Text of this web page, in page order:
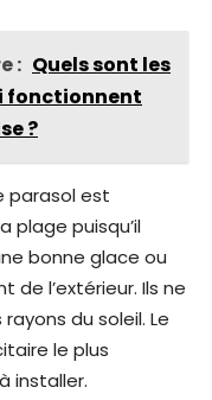
: Quels sont les
fonctionnent
?
parasol est
plage puisqu’il
bonne glace ou
de l’extérieur. Ils ne
du soleil. Le
le plus
installer.